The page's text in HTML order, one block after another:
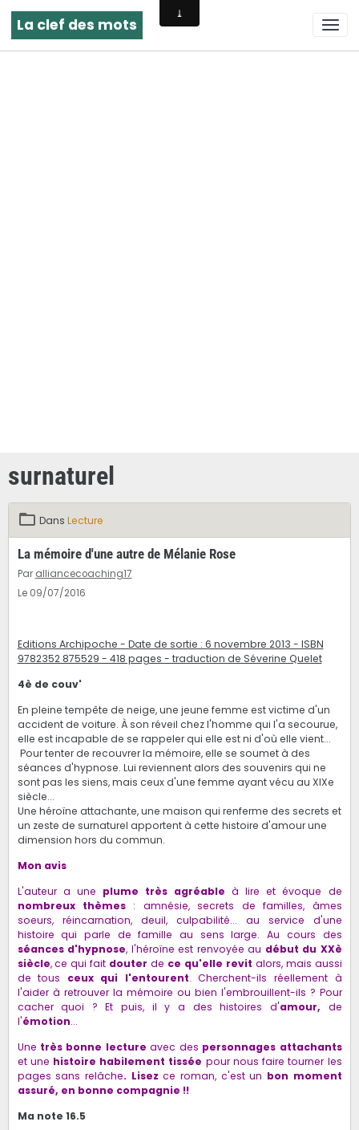
La clef des mots
surnaturel
Dans Lecture
La mémoire d'une autre de Mélanie Rose
Par alliancecoaching17
Le 09/07/2016
Editions Archipoche - Date de sortie : 6 novembre 2013 - ISBN
9782352 875529 - 418 pages - traduction de Séverine Quelet
4è de couv'
En pleine tempête de neige, une jeune femme est victime d'un
accident de voiture. À son réveil chez l'homme qui l'a secourue,
elle est incapable de se rappeler qui elle est ni d'où elle vient...
Pour tenter de recouvrer la mémoire, elle se soumet à des
séances d'hypnose. Lui reviennent alors des souvenirs qui ne
sont pas les siens, mais ceux d'une femme ayant vécu au XIXe
siècle...
Une héroïne attachante, une maison qui renferme des secrets et
un zeste de surnaturel apportent à cette histoire d'amour une
dimension hors du commun.
Mon avis
L'auteur a une plume très agréable à lire et évoque de
nombreux thèmes: amnésie, secrets de familles, âmes
soeurs, réincarnation, deuil, culpabilité... au service d'une
histoire qui parle de famille au sens large. Au cours des
séances d'hypnose, l'héroïne est renvoyée au début du XXè
siècle, ce qui fait douter de ce qu'elle revit alors, mais aussi
de tous ceux qui l'entourent. Cherchent-ils réellement à
l'aider à retrouver la mémoire ou bien l'embrouillent-ils ? Pour
cacher quoi ? Et puis, il y a des histoires d'amour, de
l'émotion...
Une très bonne lecture avec des personnages attachants
et une histoire habilement tissée pour nous faire tourner les
pages sans relâche. Lisezce roman, c'est un bon moment
assuré, en bonne compagnie !!
Ma note 16.5